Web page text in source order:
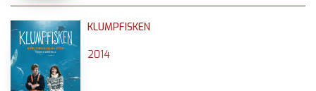
KLUMPFISKEN
2014